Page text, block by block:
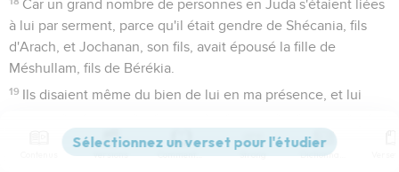
Car un grand nombre de personnes en Juda s'étaient liées
à lui par serment, parce qu'il était gendre de Shécania, fils
d'Arach, et Jochanan, son fils, avait épousé la fille de
Méshullam, fils de Bérékia.
19 Ils disaient même du bien de lui en ma présence, et lui
m'effrayer.
Versions Commentaires Strong